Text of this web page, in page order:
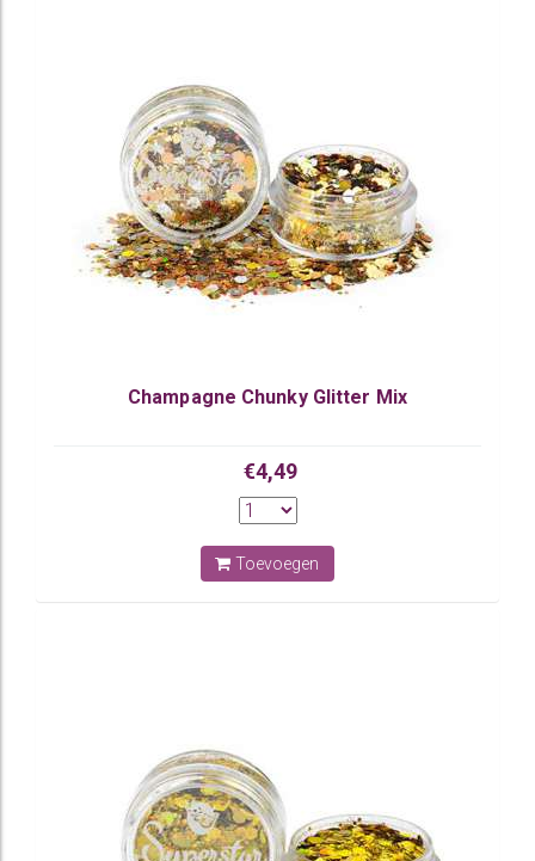
Champagne Chunky Glitter Mix
€4,49
Toevoegen